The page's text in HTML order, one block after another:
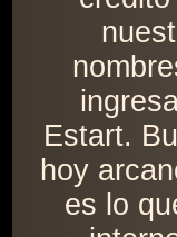
Estart.
hoy
es lo